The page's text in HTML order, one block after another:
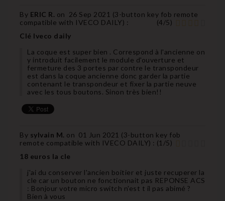
By ERIC R. on 26 Sep 2021 (3-button key fob remote
compatible with IVECO DAILY) : (4/5)
Clé Iveco daily
La coque est super bien . Correspond à l'ancienne on
y introduit facilement le module d'ouverture et
fermeture des 3 portes par contre le transpondeur
est dans la coque ancienne donc garder la partie
contenant le transpondeur et fixer la partie neuve
avec les tous boutons. Sinon très bien!!
By sylvain M. on 01 Jun 2021 (3-button key fob
remote compatible with IVECO DAILY) : (1 /5)
18 euros la cle
j'ai du conserver l'ancien boitier et juste recuperer la
cle car un bouton ne fonctionnait pas REPONSE ACS
: Bonjour votre micro switch n'est t il pas abimé ?
Bien à vous